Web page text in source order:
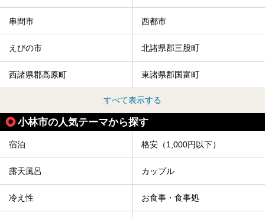
串間市 西都市
えびの市 北諸県郡三股町
西諸県郡高原町 東諸県郡国富町
すべて表示する
小林市の人気テーマから探す
宿泊 格安（1,000円以下）
露天風呂 カップル
冷え性 お食事・食事処